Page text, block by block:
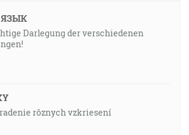
Darlegung der verschiedenen
rôznych vzkriesení